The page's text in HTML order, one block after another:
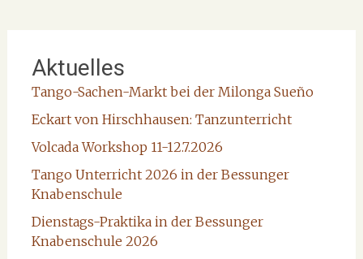
Aktuelles
Tango-Sachen-Markt bei der Milonga Sueño
Eckart von Hirschhausen: Tanzunterricht
Volcada Workshop 11-12.7.2026
Tango Unterricht 2026 in der Bessunger
Knabenschule
Dienstags-Praktika in der Bessunger
Knabenschule 2026